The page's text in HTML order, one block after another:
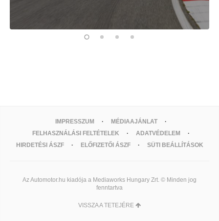
IMPRESSZUM
MÉDIAAJÁNLAT
FELHASZNÁLÁSI FELTÉTELEK
ADATVÉDELEM
HIRDETÉSI ÁSZF
ELŐFIZETŐI ÁSZF SÜTI BEÁLLÍTÁSOK
Az Automotor.hu kiadója a Mediaworks Hungary Zrt. © Minden jog
fenntartva
VISSZA A TETEJÉRE